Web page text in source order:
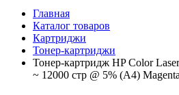
Главная
Каталог товаров
Картриджи
Тонер-картриджи
Тонер-картридж HP Color
~ 12000 стр @ 5% (A4)